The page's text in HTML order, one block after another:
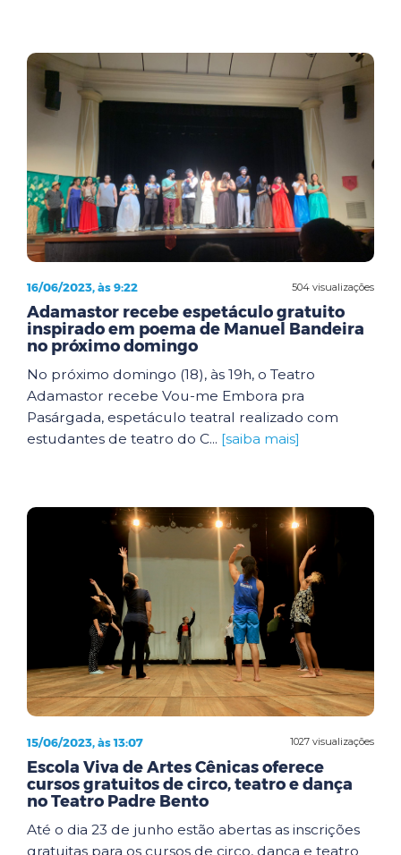
504 visualizações
16/06/2023, às 9:22
Adamastor recebe espetáculo gratuito
inspirado em poema de Manuel Bandeira
no próximo domingo
No próximo domingo (18), às 19h, o Teatro
Adamastor recebe Vou-me Embora pra
Pasárgada, espetáculo teatral realizado com
estudantes de teatro do C... [saiba mais]
1027 visualizações
15/06/2023, às 13:07
Escola Viva de Artes Cênicas oferece
cursos gratuitos de circo, teatro e dança
no Teatro Padre Bento
Até o dia 23 de junho estão abertas as inscrições
gratuitas para os cursos de circo, dança e teatro